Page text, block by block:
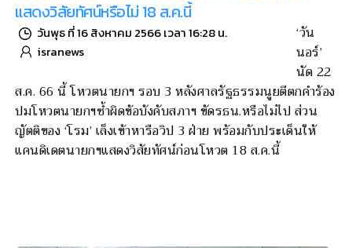
แสดงวิสัยทัศน์หรือไม่ 18 ส.ค.นี้
วันพุธ ที่ 16 สิงหาคม 2566 เวลา 16:28 น.
isranews
‘วัน
นอร์’
นัด 22
ส.ค. 66 นี้ โหวตนายกฯ รอบ 3 หลังศาลรัฐธรรมนูยตีตกคำร้อง
ปมโหวตนายกฯซ้ำผิดข้อบังคับสภาฯ ขัดรธน.หรือไม่ไป ส่วน
ญัตติของ ‘โรม’ เล็งเข้าหารือวิป 3 ฝ่าย พร้อมกับประเด็นให้
แคนดิเดตนายกฯแสดงวิสัยทัศน์ก่อนโหวต 18 ส.ค.นี้